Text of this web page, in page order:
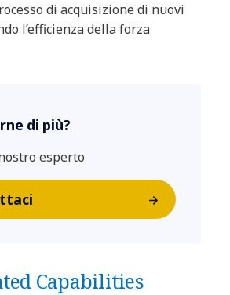
di acquisizione di nuovi
l’efficienza della forza
di più?
esperto
Capabilities